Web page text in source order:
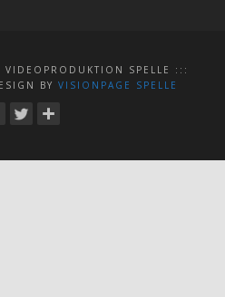
VIDEOPRODUKTION SPELLE :::
BY VISIONPAGE SPELLE